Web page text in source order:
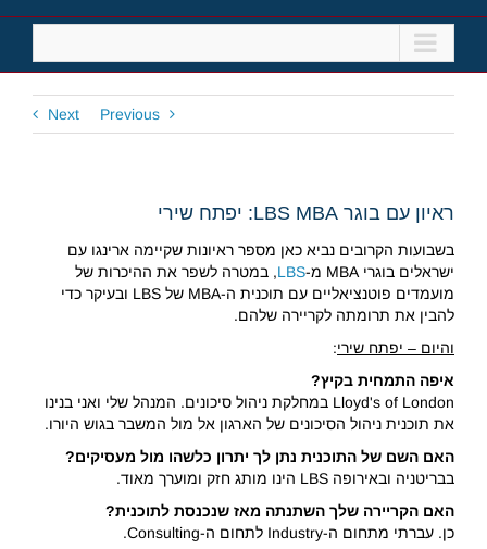
Previous
Next
ראיון עם בוגר LBS MBA: יפתח שירי
בשבועות הקרובים נביא כאן מספר ראיונות שקיימה ארינגו עם
ישראלים בוגרי MBA מ-
LBS, במטרה לשפר את ההיכרות של
מועמדים פוטנציאליים עם תוכנית ה-MBA של LBS ובעיקר כדי
להבין את תרומתה לקריירה שלהם.
והיום – יפתח שירי:
איפה התמחית בקיץ?
Lloyd's of London במחלקת ניהול סיכונים. המנהל שלי ואני בנינו
את תוכנית ניהול הסיכונים של הארגון אל מול המשבר בגוש היורו.
האם השם של התוכנית נתן לך יתרון כלשהו מול מעסיקים?
בבריטניה ובאירופה LBS הינו מותג חזק ומוערך מאוד.
האם הקריירה שלך השתנתה מאז שנכנסת לתוכנית?
כן. עברתי מתחום ה-Industry לתחום ה-Consulting.